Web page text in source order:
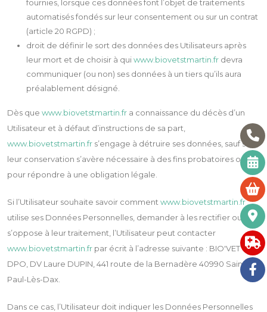
fournies, lorsque ces données font l’objet de traitements
automatisés fondés sur leur consentement ou sur un contrat
(article 20 RGPD) ;
droit de définir le sort des données des Utilisateurs après
leur mort et de choisir à quiwww.biovetstmartin.fr devra
communiquer (ou non) ses données à un tiers qu’ils aura
préalablement désigné.
Dès que www.biovetstmartin.fr a connaissance du décès d’un
Utilisateur et à défaut d’instructions de sa part,
www.biovetstmartin.fr s’engage à détruire ses données, sauf si
leur conservation s’avère nécessaire à des fins probatoires ou
pour répondre à une obligation légale.
Si l’Utilisateur souhaite savoir comment www.biovetstmartin.fr
utilise ses Données Personnelles, demander à les rectifier ou
s’oppose à leur traitement, l’Utilisateur peut contacter
www.biovetstmartin.fr par écrit à l’adresse suivante : BIO'VET –
DPO, DV Laure DUPIN, 441 route de la Bernadère 40990 Saint-
Paul-Lès-Dax.
Dans ce cas, l’Utilisateur doit indiquer les Données Personnelles